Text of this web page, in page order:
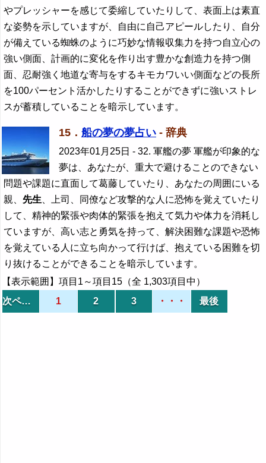
やプレッシャーを感じて委縮していたりして、表面上は素直
な姿勢を示していますが、自由に自己アピールしたり、自分
が備えている蜘蛛のように巧妙な情報収集力を持つ自立心の
強い側面、計画的に変化を作り出す豊かな創造力を持つ側
面、忍耐強く地道な寄与をするキモカワいい側面などの長所
を100パーセント活かしたりすることができずに強いストレ
スが蓄積していることを暗示しています。
15． 船の夢の夢占い - 辞典
2023年01月25日 - 32. 軍艦の夢 軍艦が印象的な
夢は、あなたが、重大で避けることのできない
問題や課題に直面して葛藤していたり、あなたの周囲にいる
親、先生 、上司、同僚など攻撃的な人に恐怖を覚えていたり
して、精神的緊張や肉体的緊張を抱えて気力や体力を消耗し
ていますが、高い志と勇気を持って、解決困難な課題や恐怖
を覚えている人に立ち向かって行けば、抱えている困難を切
り抜けることができることを暗示しています。
【表示範囲】項目1～項目15（全 1,303項目中）
次ページ
1 2 3 ・・・ 最後